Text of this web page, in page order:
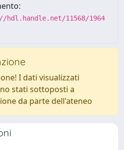
hdl.handle.net/11568/1964
I dati visualizzati
stati sottoposti a
da parte dell'ateneo